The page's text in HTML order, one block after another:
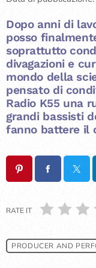
Dopo anni di
posso
soprattutto
divagazioni e
mondo della
pensato di
Radio K55 una
grandi bassisti
fanno battere il
RATE IT
PRODUCER AND